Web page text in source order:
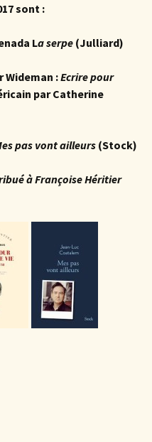
sont :
La serpe (Julliard)
Wideman :Ecrire pour
par Catherine
pas vont ailleurs(Stock)
à Françoise Héritier